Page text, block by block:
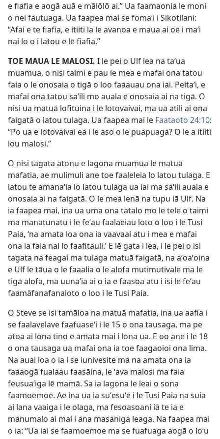
e fiafia e aogā auā e mālōlō ai.” Ua faamaonia le moni
o nei fautuaga. Ua faapea mai se fomaʻi i Sikotilani:
“Afai e te fiafia, e itiiti la le avanoa e maua ai oe i maʻi
nai lo o i latou e lē fiafia.”
TOE MAUA LE MALOSI. I le pei o Ulf lea na taʻua
muamua, o nisi taimi e pau le mea e mafai ona tatou
faia o le onosaia o tigā o loo faaauau ona iai. Peitaʻi, e
mafai ona tatou saʻili mo auala e onosaia ai na tigā. O
nisi ua matuā lofitūina i le lotovaivai, ma ua atili ai ona
faigatā o latou tulaga. Ua faapea mai le Faataoto 24:10:
“Po ua e lotovaivai ea i le aso o le puapuaga? O le a itiiti
lou malosi.”
O nisi tagata atonu e lagona muamua le matuā
mafatia, ae mulimuli ane toe faaleleia lo latou tulaga. E
latou te amanaʻia lo latou tulaga ua iai ma saʻili auala e
onosaia ai na faigatā. O le mea lenā na tupu iā Ulf. Na
ia faapea mai, ina ua uma ona tatalo mo le tele o taimi
ma manatunatu i le feʻau faalaeiau loto o loo i le Tusi
Paia, ʻna amata loa ona ia vaavaai atu i mea e mafai
ona ia faia nai lo faafitauli.’ E lē gata i lea, i le pei o isi
tagata na feagai ma tulaga matuā faigatā, na aʻoaʻoina
e Ulf le tāua o le faaalia o le alofa mutimutivale ma le
tigā alofa, ma uunaʻia ai o ia e faasoa atu i isi le feʻau
faamāfanafanaloto o loo i le Tusi Paia.
O Steve se isi tamāloa na matuā mafatia, ina ua aafia i
se faalavelave faafuaseʻi i le 15 o ona tausaga, ma pe
atoa ai lona tino e amata mai i lona ua. E oo ane i le 18
o ona tausaga ua mafai ona ia toe faagaoioi ona lima.
Na auai loa o ia i se iunivesite ma na amata ona ia
faaaogā fualaau faasāina, le ʻava malosi ma faia
feusuaʻiga lē mamā. Sa ia lagona le leai o sona
faamoemoe. Ae ina ua ia suʻesuʻe i le Tusi Paia na suia
ai lana vaaiga i le olaga, ma fesoasoani iā te ia e
manumalo ai mai i ana masaniga leaga. Na faapea mai
o ia: “Ua iai se faamoemoe ma se fuafuaga aogā o loʻu